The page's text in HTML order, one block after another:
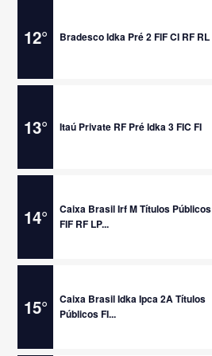
12° Bradesco Idka Pré 2 FIF CI RF RL
13° Itaú Private RF Pré Idka 3 FIC FI
14°
Caixa Brasil Irf M Títulos Públicos
FIF RF LP...
15°
Caixa Brasil Idka Ipca 2A Títulos
Públicos FI...